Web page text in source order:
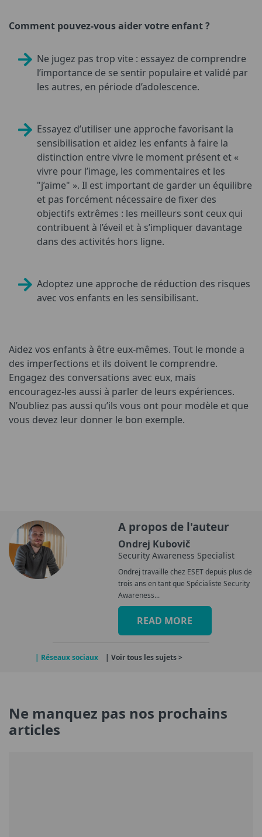
Comment pouvez-vous aider votre enfant ?
Ne jugez pas trop vite : essayez de comprendre
l’importance de se sentir populaire et validé par
les autres, en période d’adolescence.
Essayez d’utiliser une approche favorisant la
sensibilisation et aidez les enfants à faire la
distinction entre vivre le moment présent et «
vivre pour l’image, les commentaires et les
"j’aime" ». Il est important de garder un équilibre
et pas forcément nécessaire de fixer des
objectifs extrêmes : les meilleurs sont ceux qui
contribuent à l’éveil et à s’impliquer davantage
dans des activités hors ligne.
Adoptez une approche de réduction des risques
avec vos enfants en les sensibilisant.
Aidez vos enfants à être eux-mêmes. Tout le monde a
des imperfections et ils doivent le comprendre.
Engagez des conversations avec eux, mais
encouragez-les aussi à parler de leurs expériences.
N’oubliez pas aussi qu’ils vous ont pour modèle et que
vous devez leur donner le bon exemple.
A propos de l'auteur
Ondrej Kubovič
Security Awareness Specialist
Ondrej travaille chez ESET depuis plus de
trois ans en tant que Spécialiste Security
Awareness...
READ MORE
| Réseaux sociaux | Voir tous les sujets >
Ne manquez pas nos prochains
articles